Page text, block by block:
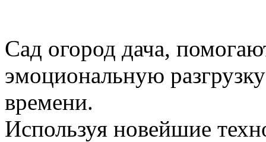
Сад огород дача,
эмоциональную
времени.
Используя новейшие